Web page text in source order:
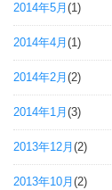
2014年5月 (1)
2014年4月 (1)
2014年2月 (2)
2014年1月 (3)
2013年12月 (2)
2013年10月 (2)